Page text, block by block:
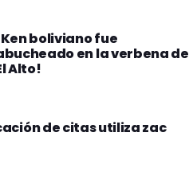
boliviano fue
en la verbena de
Alto!
de citas utiliza zac